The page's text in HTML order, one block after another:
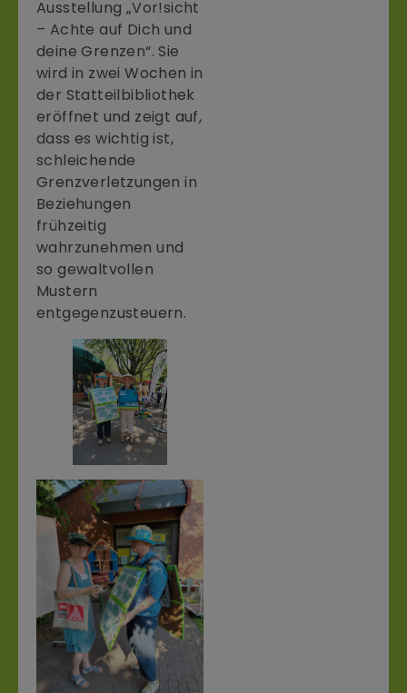
Ausstellung „Vor!sicht
– Achte auf Dich und
deine Grenzen“. Sie
wird in zwei Wochen in
der Statteilbibliothek
eröffnet und zeigt auf,
dass es wichtig ist,
schleichende
Grenzverletzungen in
Beziehungen
frühzeitig
wahrzunehmen und
so gewaltvollen
Mustern
entgegenzusteuern.